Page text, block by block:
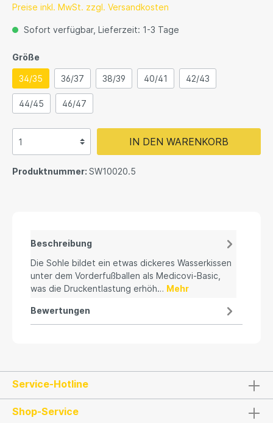
Preise inkl. MwSt. zzgl. Versandkosten
Sofort verfügbar, Lieferzeit: 1-3 Tage
Größe
34/35 36/37 38/39 40/41 42/43
44/45 46/47
IN DEN WARENKORB
Produktnummer: SW10020.5
Beschreibung
Die Sohle bildet ein etwas dickeres Wasserkissen
unter dem Vorderfußballen als Medicovi-Basic,
was die Druckentlastung erhöh… Mehr
Bewertungen
Service-Hotline
Shop-Service